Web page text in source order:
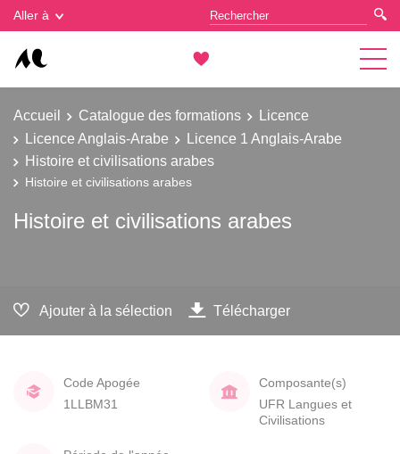
Aller à
Accueil Catalogue des formations
Licence
Licence Anglais-Arabe
Licence 1 Anglais-Arabe
Histoire et civilisations arabes
Histoire et civilisations arabes
Histoire et civilisations arabes
Ajouter à la sélection Télécharger
Code Apogée
1LLBM31
Composante(s)
UFR Langues et
Civilisations
Gestion des cookies